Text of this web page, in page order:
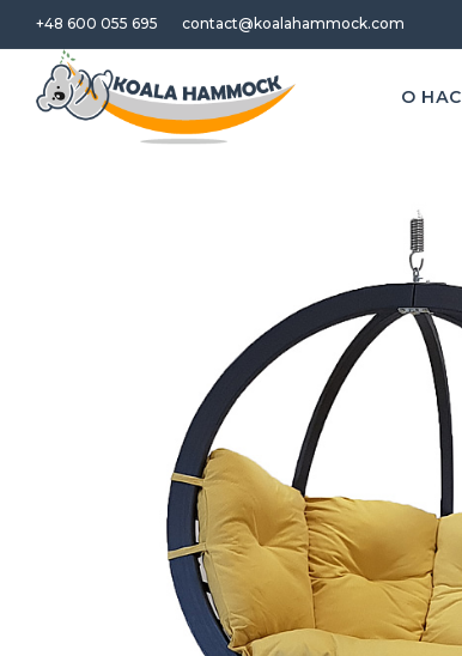
+48 600 055 695 contact@koalahammock.com
O НАС